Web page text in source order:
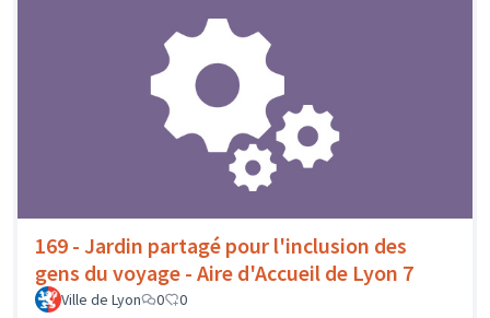
169 - Jardin partagé pour l'inclusion des
gens du voyage - Aire d'Accueil de Lyon 7
Ville de Lyon 0 0